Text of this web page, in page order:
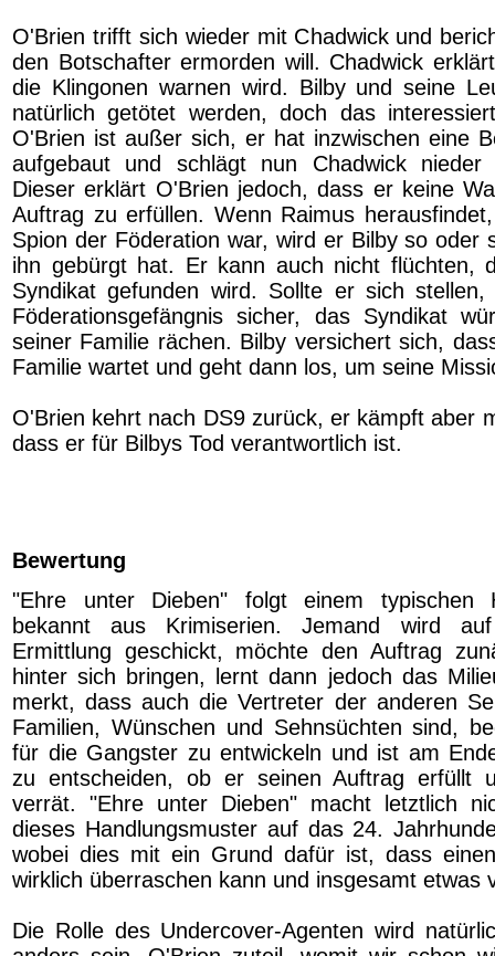
O'Brien trifft sich wieder mit Chadwick und
den Botschafter ermorden will. Chadwick
die Klingonen warnen wird. Bilby und seine
natürlich getötet werden, doch das
O'Brien ist außer sich, er hat inzwischen eine
aufgebaut und schlägt nun Chadwick
Dieser erklärt O'Brien jedoch, dass er keine
Auftrag zu erfüllen. Wenn Raimus
Spion der Föderation war, wird er Bilby so oder
ihn gebürgt hat. Er kann auch nicht flüchten,
Syndikat gefunden wird. Sollte er sich
Föderationsgefängnis sicher, das Syndikat
seiner Familie rächen. Bilby versichert sich,
Familie wartet und geht dann los, um seine
O'Brien kehrt nach DS9 zurück, er kämpft aber
dass er für Bilbys Tod verantwortlich ist.
Bewertung
"Ehre unter Dieben" folgt einem typischen
bekannt aus Krimiserien. Jemand wird
Ermittlung geschickt, möchte den Auftrag
hinter sich bringen, lernt dann jedoch das
merkt, dass auch die Vertreter der anderen
Familien, Wünschen und Sehnsüchten sind,
für die Gangster zu entwickeln und ist am
zu entscheiden, ob er seinen Auftrag erfüllt
verrät. "Ehre unter Dieben" macht letztlich
dieses Handlungsmuster auf das 24.
wobei dies mit ein Grund dafür ist, dass
wirklich überraschen kann und insgesamt etwas
Die Rolle des Undercover-Agenten wird